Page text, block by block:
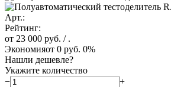
Арт.:
Рейтинг:
от 23 000 руб. / .
Экономияот 0 руб. 0%
Нашли дешевле?
Укажите количество
−
+